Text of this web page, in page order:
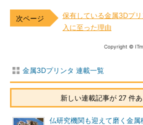
保有している金属3Dプ
入に至った理由
Copyright ©
金属3Dプリンタ 連載一覧
新しい連載記事が 27 件
仏研究機関も迎えて磨く金属